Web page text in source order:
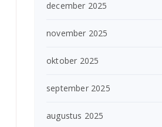
december 2025
november 2025
oktober 2025
september 2025
augustus 2025